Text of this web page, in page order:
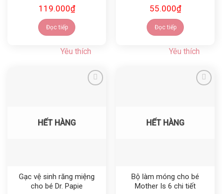
119.000₫
Đọc tiếp
Yêu thích
55.000₫
Đọc tiếp
Yêu thích
HẾT HÀNG
Gạc vệ sinh răng miệng
cho bé Dr. Papie
HẾT HÀNG
Bộ làm móng cho bé
Mother Is 6 chi tiết